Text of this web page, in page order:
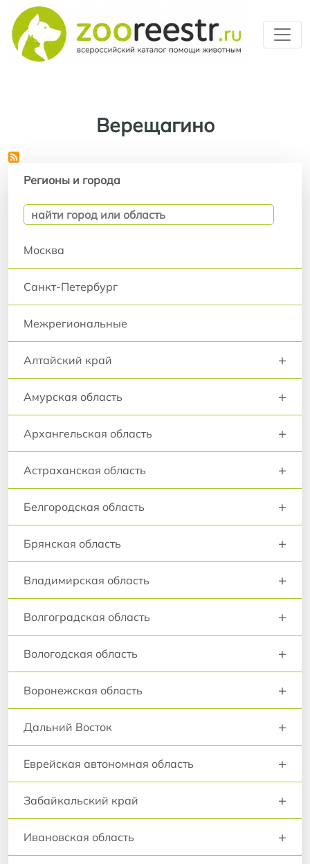
Верещагино
Регионы и города
Москва
Санкт-Петербург
Межрегиональные
Алтайский край +
Амурская область +
Архангельская область +
Астраханская область +
Белгородская область +
Брянская область +
Владимирская область +
Волгоградская область +
Вологодская область +
Воронежская область +
Дальний Восток +
Еврейская автономная область +
Забайкальский край +
Ивановская область +